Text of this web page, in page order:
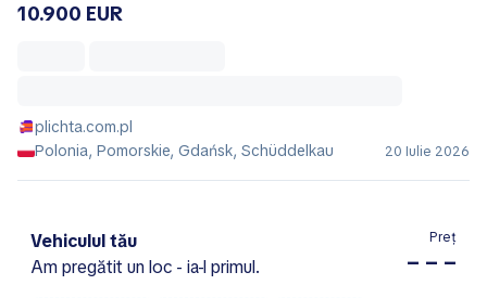
10.900 EUR
plichta.com.pl
Polonia, Pomorskie, Gdańsk, Schüddelkau
20 Iulie 2026
Vehiculul tău
Am pregătit un loc - ia-l primul.
Preț
– – –